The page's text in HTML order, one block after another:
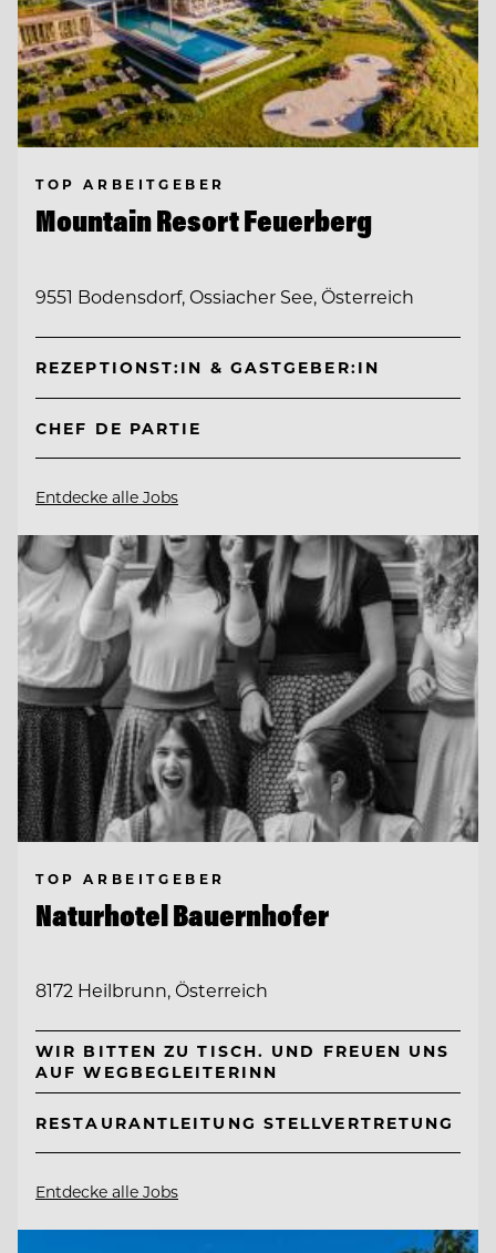
TOP ARBEITGEBER
Mountain Resort Feuerberg
9551 Bodensdorf, Ossiacher See, Österreich
REZEPTIONST:IN & GASTGEBER:IN
CHEF DE PARTIE
Entdecke alle Jobs
TOP ARBEITGEBER
Naturhotel Bauernhofer
8172 Heilbrunn, Österreich
WIR BITTEN ZU TISCH. UND FREUEN UNS
AUF WEGBEGLEITERINN
RESTAURANTLEITUNG STELLVERTRETUNG
Entdecke alle Jobs